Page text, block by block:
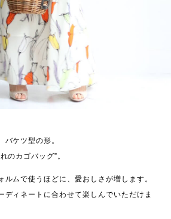
バケツ型の形。
のカゴバッグ”。
ルムで使うほどに、愛おしさが増します。
ディネートに合わせて楽しんでいただけま